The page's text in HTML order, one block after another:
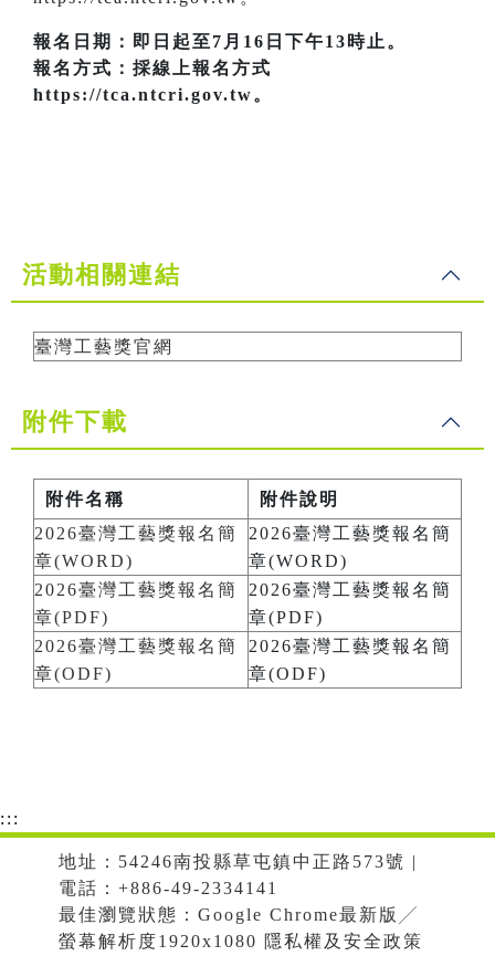
報名日期：即日起至7月16日下午13時止。
報名方式：採線上報名方式
https://tca.ntcri.gov.tw。
活動相關連結
臺灣工藝獎官網
附件下載
附件名稱
附件說明
2026臺灣工藝獎報名簡
章(WORD)
2026臺灣工藝獎報名簡
章(WORD)
2026臺灣工藝獎報名簡
章(PDF)
2026臺灣工藝獎報名簡
章(PDF)
2026臺灣工藝獎報名簡
章(ODF)
2026臺灣工藝獎報名簡
章(ODF)
:::
地址：54246南投縣草屯鎮中正路573號 |
電話：+886-49-2334141
最佳瀏覽狀態：Google Chrome最新版╱
螢幕解析度1920x1080 隱私權及安全政策